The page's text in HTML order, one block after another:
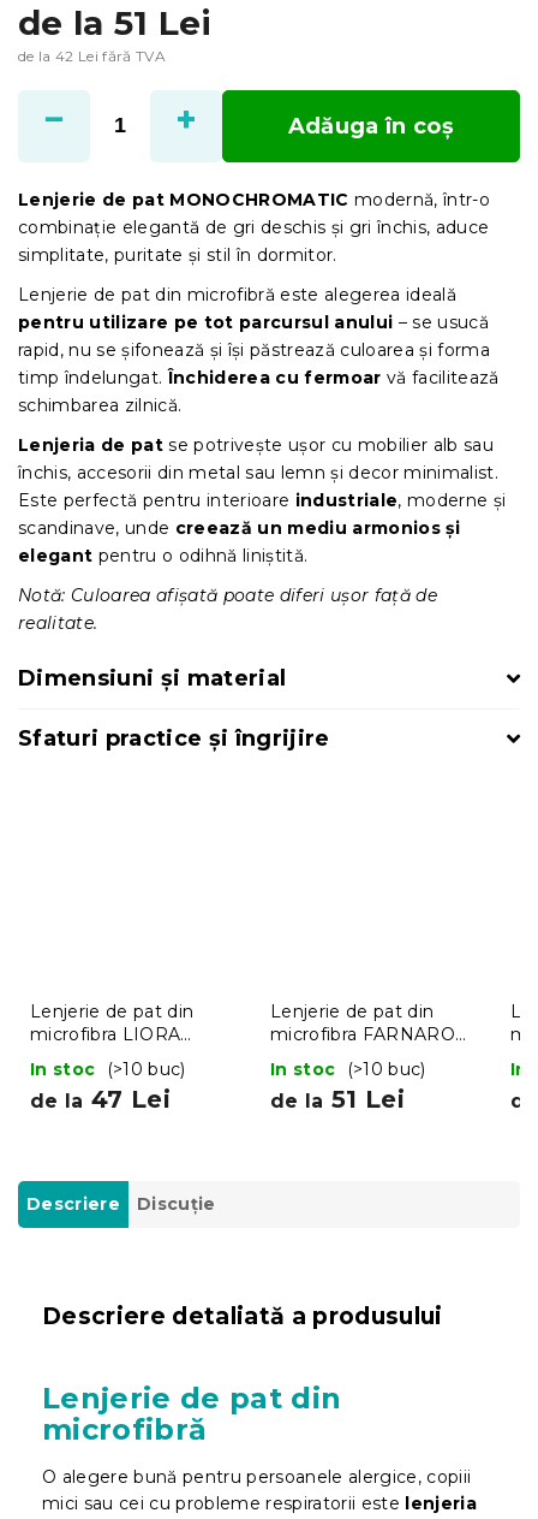
de la 51 Lei
de la42 Lei fără TVA
preţ:
Adăuga în coş
Lenjerie de pat MONOCHROMATIC modernă, într-o
combinație elegantă de gri deschis și gri închis, aduce
simplitate, puritate și stil în dormitor.
Lenjerie de pat din microfibră este alegerea ideală
pentru utilizare pe tot parcursul anului – se usucă
rapid, nu se șifonează și își păstrează culoarea și forma
timp îndelungat.Închiderea cu fermoar vă facilitează
schimbarea zilnică.
Lenjeria de pat se potrivește ușor cu mobilier alb sau
închis, accesorii din metal sau lemn și decor minimalist.
Este perfectă pentru interioare industriale, moderne și
scandinave, unde creează un mediu armonios și
elegant pentru o odihnă liniștită.
Notă: Culoarea afișată poate diferi ușor față de
realitate.
Dimensiuni și material
Sfaturi practice și îngrijire
Lenjerie de pat din
microfibra LIORA
In stoc (>10 buc)
de la 47 Lei
Lenjerie de pat din
microfibra FARNARO
In stoc (>10 buc)
de la 51 Lei
In
Descriere Discuţie
Descriere detaliată a produsului
Lenjerie de pat din
microfibră
O alegere bună pentru persoanele alergice, copiii
mici sau cei cu probleme respiratorii este lenjeria